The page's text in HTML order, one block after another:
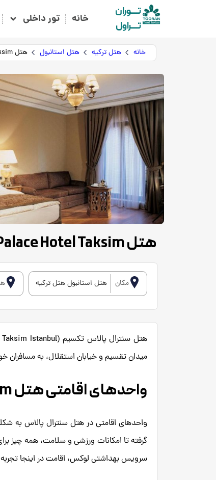
تـــوران
تـــراول
خانه تور داخلی
خانه هتل ترکیه هتل استانبول هتل Central Palace Hotel Taksim
هتل Central Palace Hotel Taksim
مکان هتل استانبول هتل ترکیه
میدان تقسیم و خیابان استقلال، به مسافران
واحدهای اقامتی هتل Central Palace Hotel Taksim
واحدهای اقامتی در هتل سنترال پالاس به
گرفته تا امکانات ورزشی و سلامت، همه چیز
سرویس بهداشتی لوکس، اقامت در اینجا